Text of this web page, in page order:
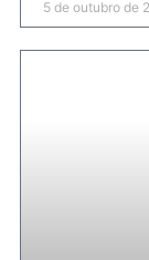
5 de outubro de